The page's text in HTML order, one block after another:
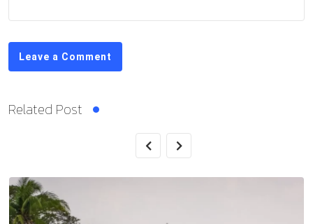
Leave a Comment
Related Post